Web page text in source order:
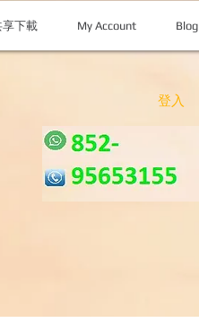
享下載 My Account Blog
登入